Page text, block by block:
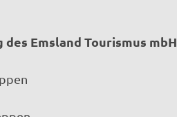
Emsland Tourismus mbH